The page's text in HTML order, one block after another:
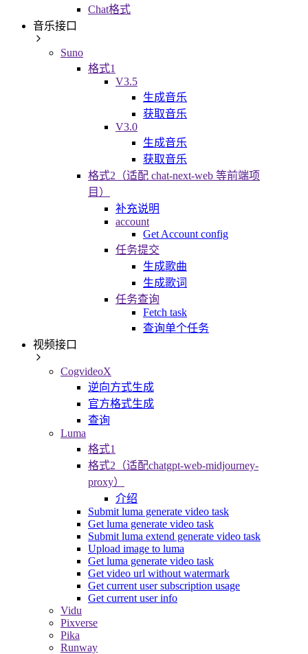
Chat格式
音乐接口
Suno
格式1
V3.5
生成音乐
获取音乐
V3.0
生成音乐
获取音乐
格式2（适配 chat-next-web 等前端项
目）
补充说明
account
Get Account config
任务提交
生成歌曲
生成歌词
任务查询
Fetch task
查询单个任务
视频接口
CogvideoX
逆向方式生成
官方格式生成
查询
Luma
格式1
格式2（适配chatgpt-web-midjourney-
proxy）
介绍
Submit luma generate video task
Get luma generate video task
Submit luma extend generate video task
Upload image to luma
Get luma generate video task
Get video url without watermark
Get current user subscription usage
Get current user info
Vidu
Pixverse
Pika
Runway